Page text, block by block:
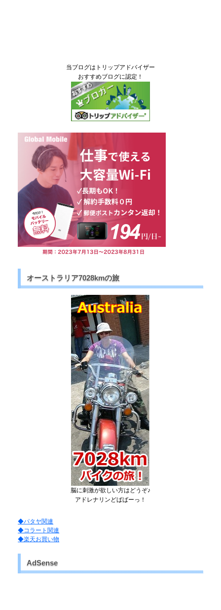
当ブログはトリップアドバイザー
おすすめブログに認定！
オーストラリア7028kmの旅
脳に刺激が欲しい方はどうぞ♪
アドレナリンどばばーっ！
◆パタヤ関連
◆コラート関連
◆楽天お買い物
AdSense